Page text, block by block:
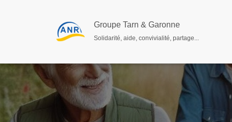
Groupe Tarn & Garonne
Solidarité, aide, convivialité, partage...